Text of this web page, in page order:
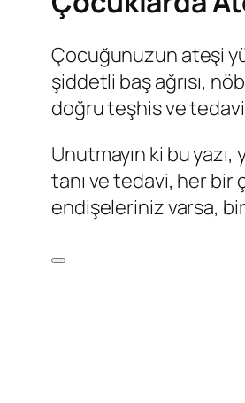
Çocuğunuzun ateşi
şiddetli baş ağrısı,
doğru teşhis ve tedavi
Unutmayın ki bu
tanı ve tedavi, her bir
endişeleriniz varsa,